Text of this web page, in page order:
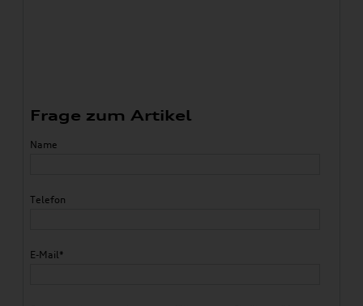
Frage zum Artikel
Name
Telefon
E-Mail*